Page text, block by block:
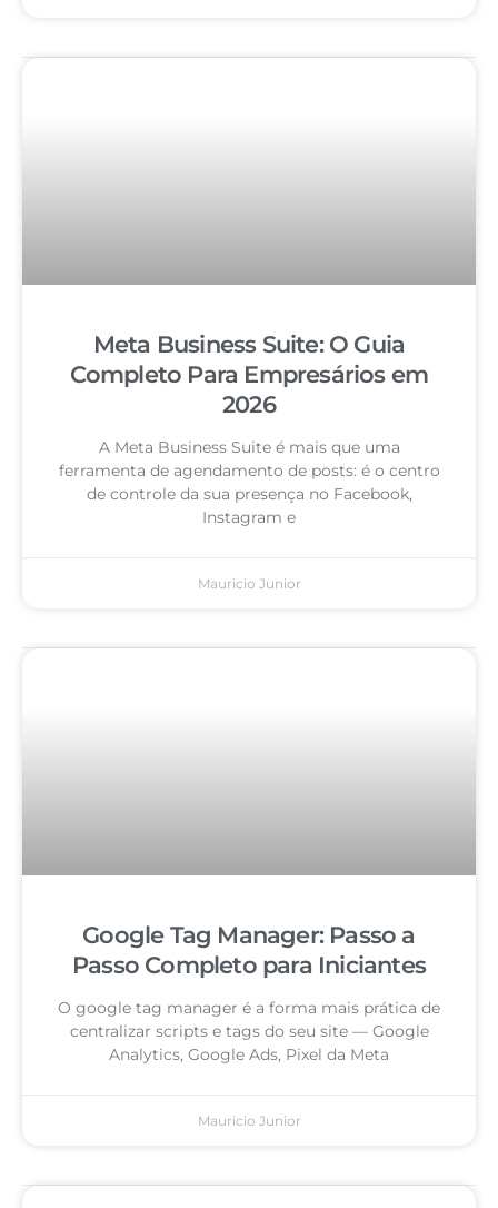
Meta Business Suite: O Guia
Completo Para Empresários em
2026
A Meta Business Suite é mais que uma
ferramenta de agendamento de posts: é o centro
de controle da sua presença no Facebook,
Instagram e
Mauricio Junior
Google Tag Manager: Passo a
Passo Completo para Iniciantes
O google tag manager é a forma mais prática de
centralizar scripts e tags do seu site — Google
Analytics, Google Ads, Pixel da Meta
Mauricio Junior